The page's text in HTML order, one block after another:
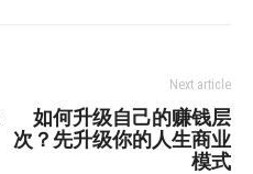
Next article
如何升级自己的赚钱层
次？先升级你的人生商业
模式